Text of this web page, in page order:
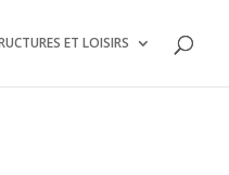
ET LOISIRS